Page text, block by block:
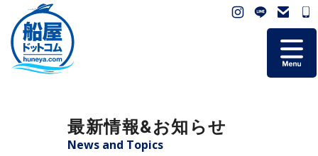
最新情報&お知らせ
News and Topics